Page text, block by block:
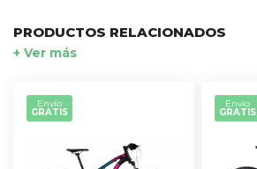
PRODUCTOS RELACIONADOS
+ Ver más
Envío
GRATIS
Envío
GRATIS